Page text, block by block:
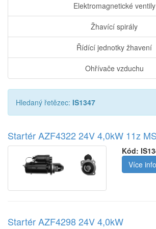
Elektromagnetické ventily
Žhavící spirály
Řídící jednotky žhavení
Ohřívače vzduchu
Hledaný řetězec: IS1347
Startér AZF4322 24V 4,0kW 11z
Kód:
Více
Startér AZF4298 24V 4,0kW